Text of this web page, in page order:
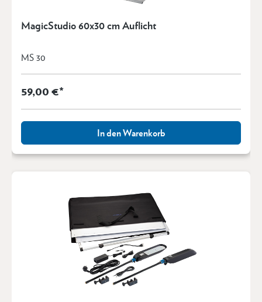
MagicStudio 60x30 cm Auflicht
MS 30
59,00 €*
In den Warenkorb